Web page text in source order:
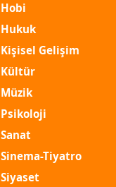
Hobi
Hukuk
Kişisel Gelişim
Kültür
Müzik
Psikoloji
Sanat
Sinema-Tiyatro
Siyaset